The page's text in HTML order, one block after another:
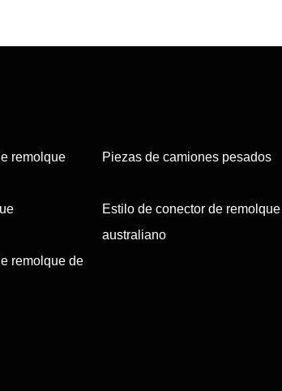
remolque
Piezas de camiones pesados
Estilo de conector de remolque
australiano
remolque de